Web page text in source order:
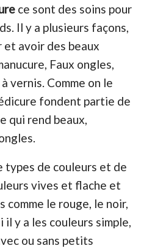
ce sont des soins pour
Il y a plusieurs façons,
avoir des beaux
Faux ongles,
vernis. Comme on le
fondent partie de
qui rend beaux,
types de couleurs et de
vives et flache et
le rouge, le noir,
y a les couleurs simple,
ou sans petits